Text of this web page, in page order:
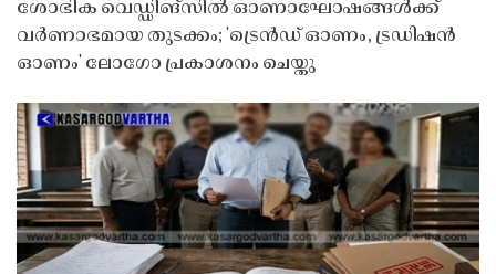
ശോഭിക വെഡ്ഡിങ്സിൽ ഓണാഘോഷങ്ങൾക്ക്
വർണാഭമായ തുടക്കം; 'ട്രെൻഡ് ഓണം, ട്രഡിഷൻ
ഓണം' ലോഗോ പ്രകാശനം ചെയ്തു